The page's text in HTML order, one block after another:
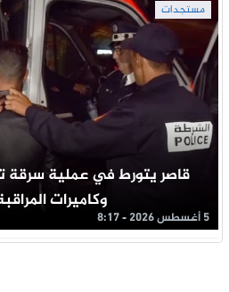
مستجدات
قاصر يتورط في عملية سرقة
وكاميرات
5 أغسطس 2026 - 8:17